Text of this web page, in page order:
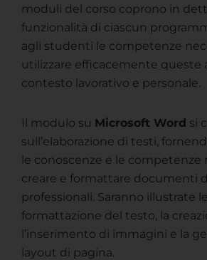
moduli del corso coprono in
funzionalità di ciascun
agli studenti le competenze
utilizzare efficacemente queste
contesto lavorativo e personale.
Il modulo su Microsoft Word si
sull’elaborazione di testi,
le conoscenze e le competenze
creare e formattare documenti
professionali. Saranno illustrate
formattazione del testo, la
l’inserimento di immagini e la
layout di pagina.